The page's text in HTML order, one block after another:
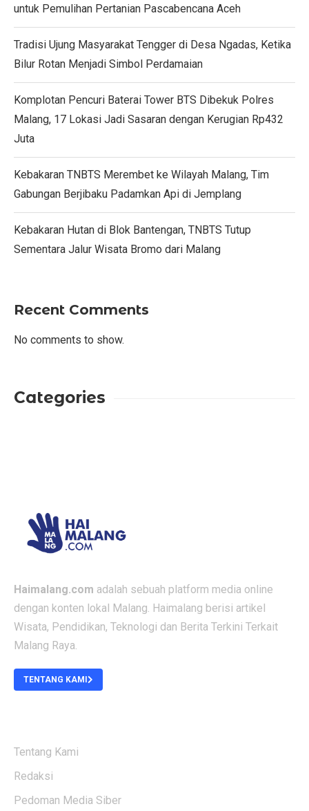
untuk Pemulihan Pertanian Pascabencana Aceh
Tradisi Ujung Masyarakat Tengger di Desa Ngadas, Ketika
Bilur Rotan Menjadi Simbol Perdamaian
Komplotan Pencuri Baterai Tower BTS Dibekuk Polres
Malang, 17 Lokasi Jadi Sasaran dengan Kerugian Rp432
Juta
Kebakaran TNBTS Merembet ke Wilayah Malang, Tim
Gabungan Berjibaku Padamkan Api di Jemplang
Kebakaran Hutan di Blok Bantengan, TNBTS Tutup
Sementara Jalur Wisata Bromo dari Malang
Recent Comments
No comments to show.
Categories
Haimalang.com adalah sebuah platform media online
dengan konten lokal Malang. Haimalang berisi artikel
Wisata, Pendidikan, Teknologi dan Berita Terkini Terkait
Malang Raya.
TENTANG KAMI
Tentang Kami
Redaksi
Pedoman Media Siber